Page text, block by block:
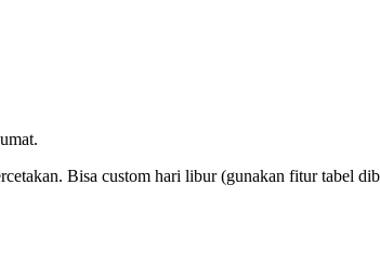
Bisa custom hari libur (gunakan fitur tabel